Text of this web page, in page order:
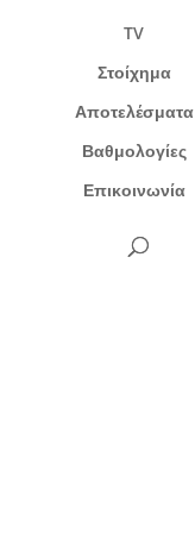
TV
Στοίχημα
Αποτελέσματα
Βαθμολογίες
Επικοινωνία